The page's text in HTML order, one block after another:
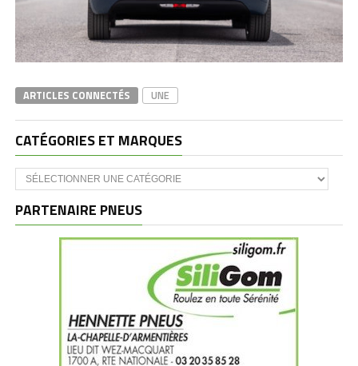
ARTICLES CONNECTÉS UNE
CATÉGORIES ET MARQUES
Catégories
et
PARTENAIRE PNEUS